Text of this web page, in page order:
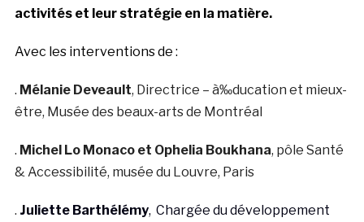
activités et leur stratégie en la matière.
Avec les interventions de :
. Mélanie Deveault, Directrice – à‰ducation et mieux-
être, Musée des beaux-arts de Montréal
. Michel Lo Monaco et Ophelia Boukhana, pôle Santé
& Accessibilité, musée du Louvre, Paris
. Juliette Barthélémy, Chargée du développement